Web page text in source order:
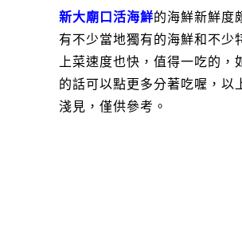
新大廟口活海鮮的海鮮新鮮度
有不少當地獨有的海鮮和不少
上菜速度也快，值得一吃的，
的話可以點更多分著吃喔，以
淺見，僅供參考。